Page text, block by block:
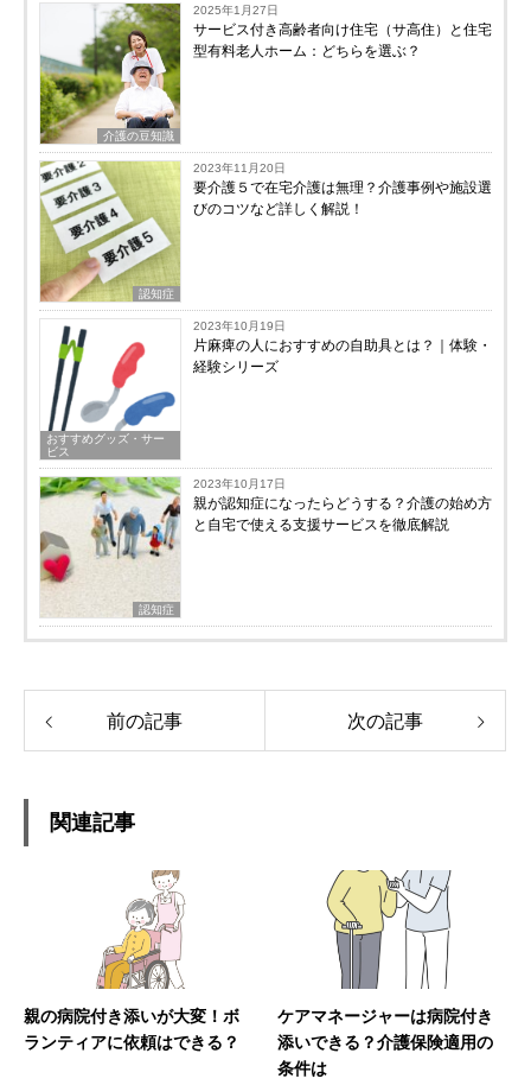
介護の豆知識
2025年1月27日
サービス付き高齢者向け住宅（サ高住）と住宅
型有料老人ホーム：どちらを選ぶ？
認知症
2023年11月20日
要介護５で在宅介護は無理？介護事例や施設選
びのコツなど詳しく解説！
おすすめグッズ・サー
ビス
2023年10月19日
片麻痺の人におすすめの自助具とは？｜体験・
経験シリーズ
認知症
2023年10月17日
親が認知症になったらどうする？介護の始め方
と自宅で使える支援サービスを徹底解説
前の記事 次の記事
関連記事
親の病院付き添いが大変！ボ
ランティアに依頼はできる？
ケアマネージャーは病院付き
添いできる？介護保険適用の
条件は